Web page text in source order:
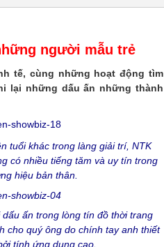
người mẫu trẻ
tế, cùng những hoạt động tìm
lại những dấu ấn những thành
tuổi khác trong làng giải trí, NTK
có nhiều tiếng tăm và uy tín trong
hiệu bản thân.
ấn trong lòng tín đồ thời trang
cho quý ông do chính tay anh thiết
tính ứng dụng cao.